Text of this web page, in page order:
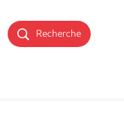
Recherche